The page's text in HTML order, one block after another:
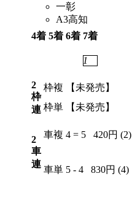
一彰
A3高知
4着 5着 6着 7着
1
2
枠
連
枠複
【未発売】
枠単
【未発売】
2
車
連
車複 4 = 5 420円 (2)
車単 5 - 4 830円 (4)